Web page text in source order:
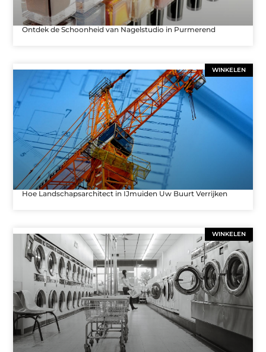
Ontdek de Schoonheid van Nagelstudio in Purmerend
WINKELEN
Hoe Landschapsarchitect in IJmuiden Uw Buurt Verrijken
WINKELEN